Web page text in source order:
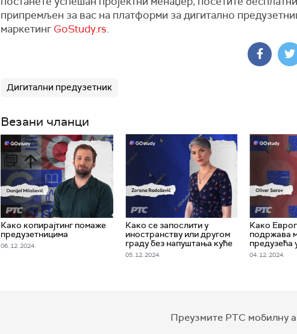
припремљен за вас на платформи за дигитално
маркетинг GoStudy.rs.
Дигитални предузетник
Везани чланци
Како копирајтинг помаже
предузетницима
06. 12. 2024.
Како се запослити у
иностранству или другом
граду без напуштања куће
05. 12. 2024.
Како
подржава
предузећа
04. 12. 2024.
Преузмите РТС мобилну